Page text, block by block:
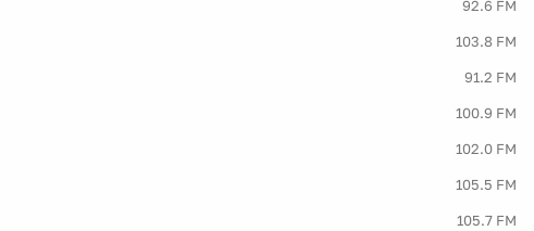
92.6 FM
103.8 FM
91.2 FM
100.9 FM
102.0 FM
105.5 FM
105.7 FM